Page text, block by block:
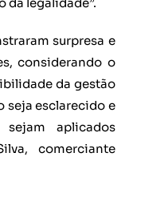
surpresa e
considerando o
da gestão
seja esclarecido e
aplicados
comerciante